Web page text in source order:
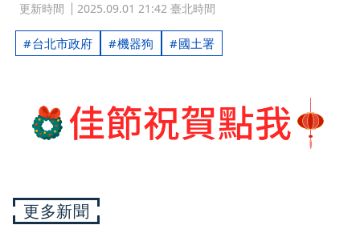
更新時間 2025.09.01 21:42 臺北時間
台北市政府 機器狗 國土署
更多新聞